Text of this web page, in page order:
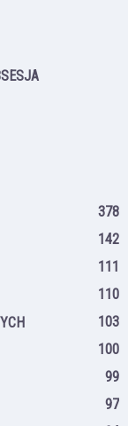
378
142
111
110
103
100
99
97